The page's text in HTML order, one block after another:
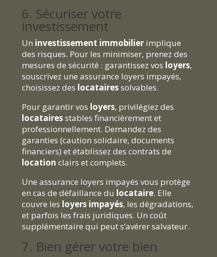
6. Sécuriser votre
investissement
Un investissement immobilierimplique
des risques. Pour les minimiser, prenez des
mesures de sécurité : garantissez vos loyers,
souscrivez une assurance loyers impayés,
choisissez des locatairessolvables.
Pour garantir vos loyers, privilégiez des
locatairesstables financièrement et
professionnellement. Demandez des
garanties (caution solidaire, documents
financiers) et établissez des contrats de
location clairs et complets.
Une assurance loyers impayés vous protège
en cas de défaillance du locataire. Elle
couvre les loyers impayés, les dégradations,
et parfois les frais juridiques. Un coût
supplémentaire qui peut s’avérer salvateur.
7. Bien gérer votre bien